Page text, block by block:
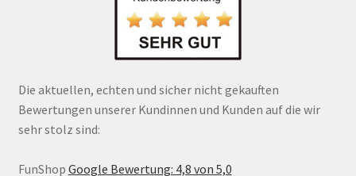
Die aktuellen, echten und sicher nicht gekauften
Bewertungen unserer Kundinnen und Kunden auf die wir
sehr stolz sind:
FunShop Google Bewertung: 4,8 von 5,0